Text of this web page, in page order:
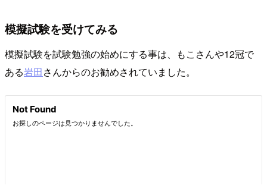
模擬試験を受けてみる
模擬試験を試験勉強の始めにする事は、もこさんや12冠で
ある岩田さんからのお勧めされていました。